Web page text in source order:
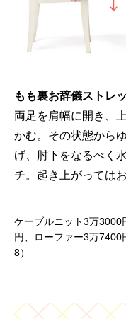
もも裏お辞儀ストレ
両足を肩幅に開き、
かむ。その状態から
げ、肘下をなるべく
チ。起き上がっては
ケーブルニット3万
円、ローファー3万
8）